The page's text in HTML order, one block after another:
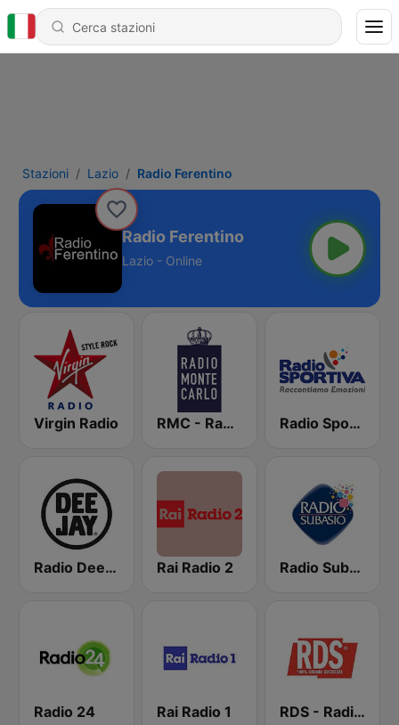
Stazioni Lazio Radio Ferentino
Radio Ferentino
Lazio - Online
Virgin Radio RMC - Radio Monte Carlo Radio Sportiva
Radio Deejay Rai Radio 2 Radio Subasio
Radio 24 Rai Radio 1 RDS - Radio Dimensione Suono